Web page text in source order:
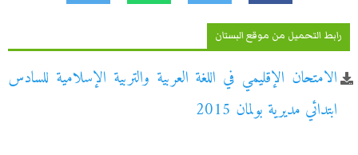
رابط التحميل من موقع البستان
الامتحان الإقليمي في اللغة العربية والتربية الإسلامية للسادس
ابتدائي مديرية بولمان 2015